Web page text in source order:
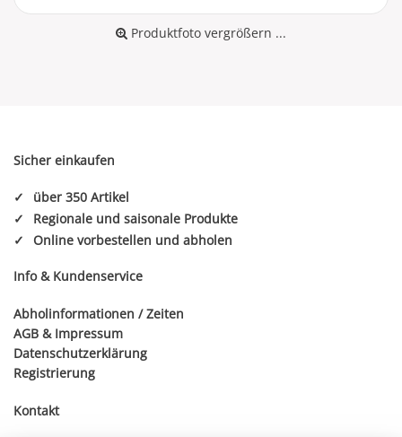
Produktfoto vergrößern ...
Sicher einkaufen
✓
über 350 Artikel
✓
Regionale und saisonale Produkte
✓
Online vorbestellen und abholen
Info & Kundenservice
Abholinformationen / Zeiten
AGB & Impressum
Datenschutzerklärung
Registrierung
Kontakt